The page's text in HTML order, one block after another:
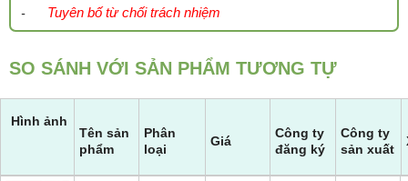
- Tuyên bố từ chối trách nhiệm
SO SÁNH VỚI SẢN PHẨM TƯƠNG TỰ
Hình ảnh
Tên sản
phẩm
Phân
loại
Giá
Công ty
đăng ký
Công ty
sản xuất